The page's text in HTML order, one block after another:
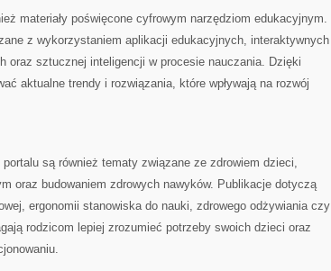
materiały poświęcone cyfrowym narzędziom edukacyjnym.
z wykorzystaniem aplikacji edukacyjnych, interaktywnych
oraz sztucznej inteligencji w procesie nauczania. Dzięki
aktualne trendy i rozwiązania, które wpływają na rozwój
są również tematy związane ze zdrowiem dzieci,
oraz budowaniem zdrowych nawyków. Publikacje dotyczą
ergonomii stanowiska do nauki, zdrowego odżywiania czy
rodzicom lepiej zrozumieć potrzeby swoich dzieci oraz